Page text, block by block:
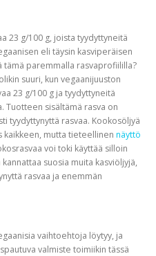
23 g/100 g, joista tyydyttyneitä
eli täysin kasviperäisen
paremmalla rasvaprofiililla?
suuri, kun vegaanijuuston
23 g/100 g ja tyydyttyneitä
Tuotteen sisältämä rasva on
tyydyttynyttä rasvaa. Kookosöljyä
kaikkeen, mutta tieteellinen näyttö
voi toki käyttää silloin
suosia muita kasviöljyjä,
rasvaa ja enemmän
vaihtoehtoja löytyy, ja
valmiste toimiikin tässä